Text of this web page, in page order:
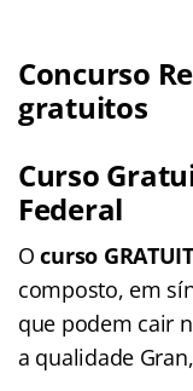
Concurso
gratuitos
Curso
Federal
Ocurso
composto, em
que podem cair
a qualidade Gran,